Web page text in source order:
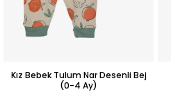
Kız Bebek Tulum Nar Desenli Bej
(0-4 Ay)